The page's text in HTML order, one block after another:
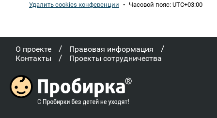
Удалить cookies конференции • Часовой пояс: UTC+03:00
О проекте / Правовая информация /
Контакты / Проекты сотрудничества